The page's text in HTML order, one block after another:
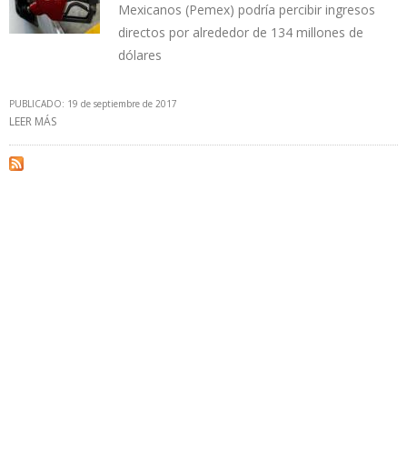
Mexicanos (Pemex) podría percibir ingresos
directos por alrededor de 134 millones de
dólares
PUBLICADO: 19 de septiembre de 2017
LEER MÁS